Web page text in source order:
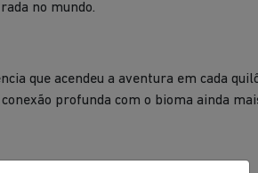
no mundo.
que acendeu a aventura em cada
profunda com o bioma ainda